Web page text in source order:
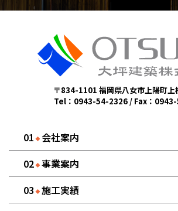
〒834-1101 福岡県八女市上陽町上
Tel：0943-54-2326 / Fax：
会社案内
事業案内
施工実績